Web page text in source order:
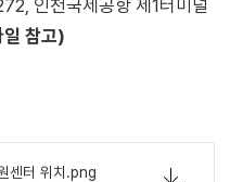
인천국제공항 제1터미널
일 참고)
위치.png